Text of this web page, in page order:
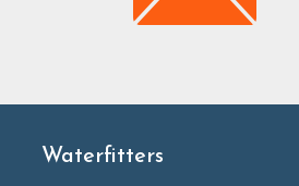
Waterfitters